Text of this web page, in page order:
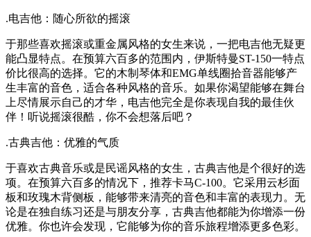
.电吉他：随心所欲的摇滚
于那些喜欢摇滚或重金属风格的女生来说，一把电吉他无疑更
能凸显特点。在预算六百多的范围内，伊斯特曼ST-150一特点
价比很高的选择。它的木制琴体和EMG单线圈拾音器能够产
生丰富的音色，适合各种风格的音乐。如果你渴望能够在舞台
上尽情展示自己的才华，电吉他完全是你表现自我的最佳伙
伴！听说摇滚很酷，你不会想落后吧？
.古典吉他：优雅的气质
于喜欢古典音乐或是民谣风格的女生，古典吉他是个很好的选
项。在预算六百多的情况下，推荐卡马C-100。它采用云杉面
板和玫瑰木背侧板，能够带来清亮的音色和丰富的表现力。无
论是在独自练习还是与朋友分享，古典吉他都能为你增添一份
优雅。你也许会发现，它能够为你的音乐旅程增添更多色彩。